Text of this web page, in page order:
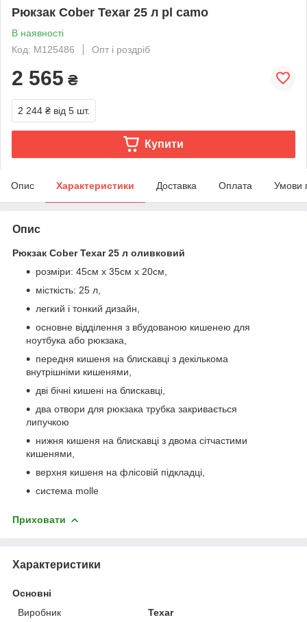
Рюкзак Cober Texar 25 л pl camo
В наявності
Код: M125486
Опт і роздріб
2 565 ₴
2 244 ₴ від 5 шт.
Купити
Опис Характеристики Доставка Оплата Умови
Опис
Рюкзак Cober Texar 25 л оливковий
розміри: 45см х 35см х 20см,
місткість: 25 л,
легкий і тонкий дизайн,
основне відділення з вбудованою кишенею для
ноутбука або рюкзака,
передня кишеня на блискавці з декількома
внутрішніми кишенями,
дві бічні кишені на блискавці,
два отвори для рюкзака трубка закривається
липучкою
нижня кишеня на блискавці з двома сітчастими
кишенями,
верхня кишеня на флісовій підкладці,
система molle
Приховати
Характеристики
Основні
Виробник
Texar